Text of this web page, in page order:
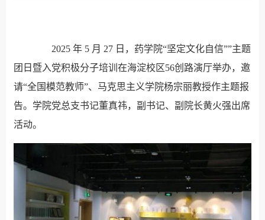
2025 年5 月 27 日，药学院“坚定文化自信””主题
团日暨入党积极分子培训在海淀校区56创路演厅举办，邀
请“全国模范教师”、马克思主义学院杨宗丽教授作主题报
告。学院党总支书记董真祎，副书记、副院长黄火强出席
活动。